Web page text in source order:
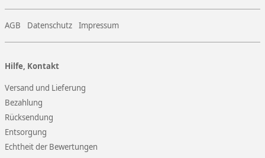
AGB Datenschutz Impressum
Hilfe, Kontakt
Versand und Lieferung
Bezahlung
Rücksendung
Entsorgung
Echtheit der Bewertungen